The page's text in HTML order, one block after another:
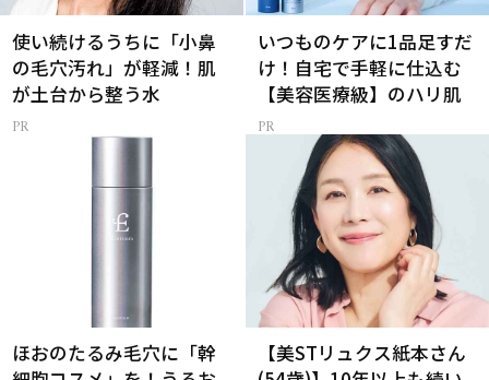
使い続けるうちに「小鼻
の毛穴汚れ」が軽減！肌
が土台から整う水
いつものケアに1品足すだ
け！自宅で手軽に仕込む
【美容医療級】のハリ肌
ほおのたるみ毛穴に「幹
【美STリュクス紙本さん